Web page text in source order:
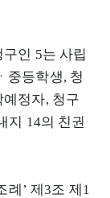
인 5는 사립
중등학생, 청
예정자, 청구
지 14의 친권
례’ 제3조 제1